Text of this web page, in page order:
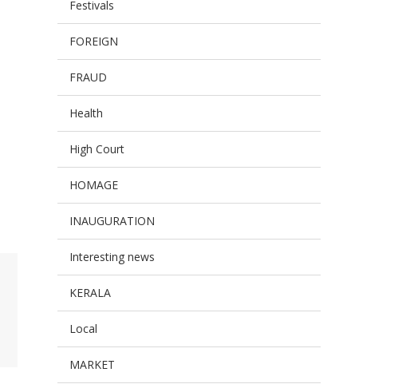
Festivals
FOREIGN
FRAUD
Health
High Court
HOMAGE
INAUGURATION
Interesting news
KERALA
Local
MARKET